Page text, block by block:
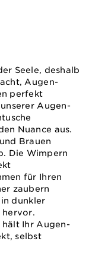
Seele, deshalb
Augen-
perfekt
Augen-
Nuance aus.
Brauen
Die Wimpern
für Ihren
zaubern
dunkler
hervor.
Ihr Augen-
selbst